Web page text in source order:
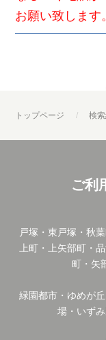
お願い致します
トップページ 検
ご利
戸塚・東戸塚・秋
上町・上矢部町・
町・矢
緑園都市・ゆめが
場・いず